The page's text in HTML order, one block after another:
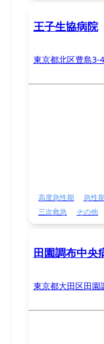
王子生協病院
東京都北区豊島3-
高度急性期 急性期
三次救急
その他
田園調布中央
東京都大田区田園